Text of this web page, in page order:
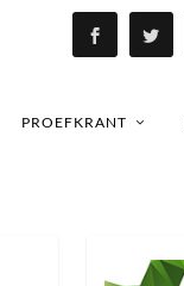
PROEFKRANT